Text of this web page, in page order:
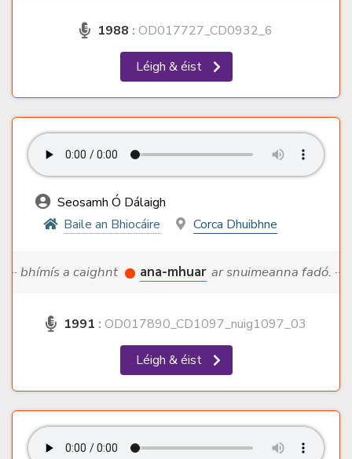
1988 : OD017727_CD0932_6
Léigh & éist
Seosamh Ó Dálaigh
Baile an Bhiocáire
Corca Dhuibhne
··· bhímís a caighnt ana-mhuar ar snuimeanna fadó. ···
1991 : OD017890_CD1097_nuig1097_03
Léigh & éist